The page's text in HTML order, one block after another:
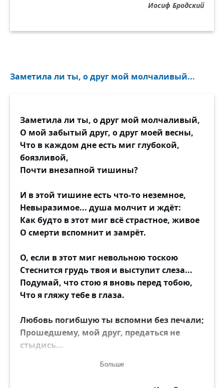
в чёрных кепках прекрасный, прелестный,
чья-то тень над родным патефоном,
на мосту возле лет безвозвратных,
прижимая к лицу
недопитый стакан лимонада,
и ревёт позади дорогая труба комбината.
До чего ты бесплотна:
рядом новый закат
гонит вдаль огневые полотна.
До чего ты бедна. Столько лет,
Добрый день, моя юность. Боже мой, до
чего ты прекрасна...
Вот я вновь прохожу
налево,
предо мною бежит,
закрываясь ладонями, новая Ева,
ярко-красный Адам
Иосиф Бродский
Заметила ли ты, о друг мой молчаливый...
Заметила ли ты, о друг мой молчаливый,
О мой забытый друг, о друг моей весны,
Что в каждом дне есть миг глубокой,
боязливой,
Почти внезапной тишины?
И в этой тишине есть что-то неземное,
Невыразимое... душа молчит и ждёт:
Как будто в этот миг всё страстное, живое
О смерти вспомнит и замрёт.
О, если в этот миг невольною тоскою
Стеснится грудь твоя и выступит слеза...
Подумай, что стою я вновь перед тобою,
Что я гляжу тебе в глаза.
Любовь погибшую ты вспомни без печали;
Прошедшему, мой друг, предаться не
стыдись...
Больше